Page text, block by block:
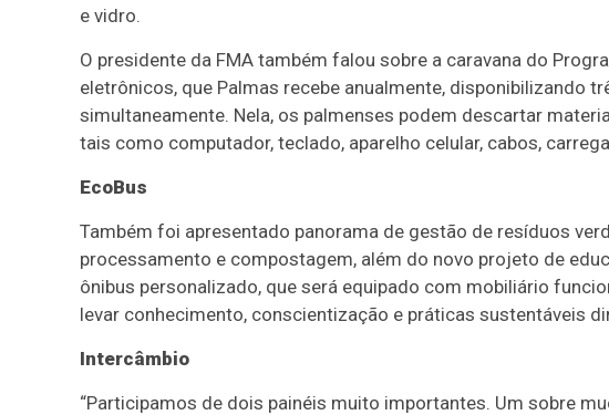
e vidro.
O presidente da FMA também falou sobre a caravana do
eletrônicos, que Palmas recebe anualmente, disponibilizando
simultaneamente. Nela, os palmenses podem descartar
tais como computador, teclado, aparelho celular, cabos,
EcoBus
Também foi apresentado panorama de gestão de resíduos
processamento e compostagem, além do novo projeto de
ônibus personalizado, que será equipado com mobiliário
levar conhecimento, conscientização e práticas sustentáveis
Intercâmbio
“Participamos de dois painéis muito importantes. Um sobre